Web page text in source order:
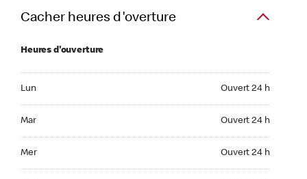
Cacher heures d'overture
Heures d'ouverture
Lun Ouvert 24 h
Mar Ouvert 24 h
Mer Ouvert 24 h